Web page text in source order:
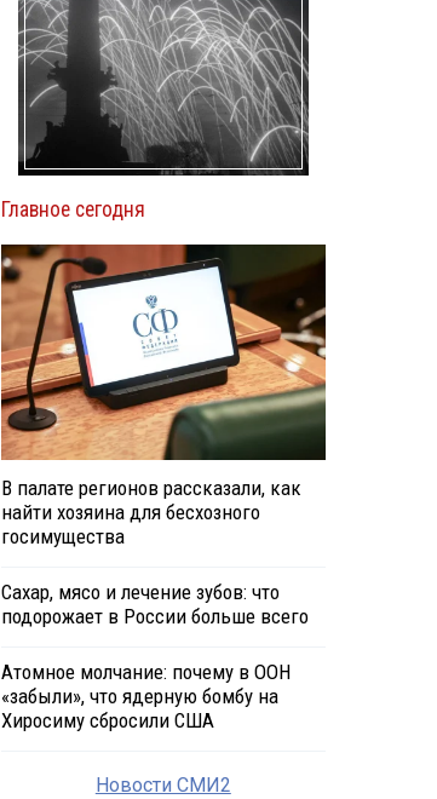
Главное сегодня
В палате регионов рассказали, как
найти хозяина для бесхозного
госимущества
Сахар, мясо и лечение зубов: что
подорожает в России больше всего
Атомное молчание: почему в ООН
«забыли», что ядерную бомбу на
Хиросиму сбросили США
Новости СМИ2